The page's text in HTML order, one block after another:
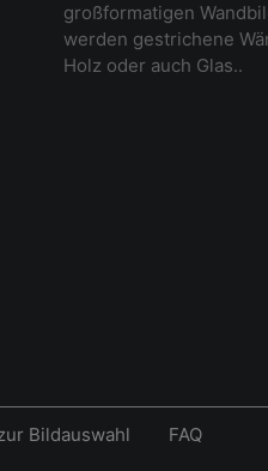
großformatigen
werden gestrichene
Holz oder auch Glas..
Bildauswahl
FAQ